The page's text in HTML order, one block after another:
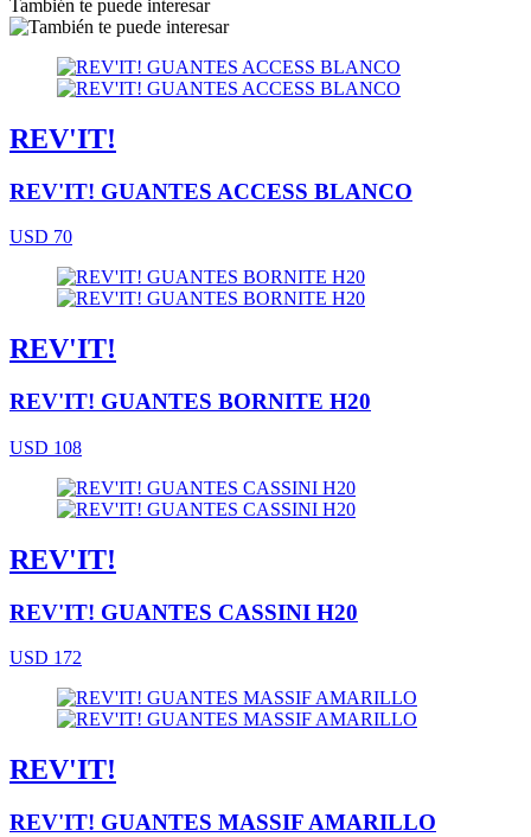
También te puede interesar
REV'IT!
REV'IT! GUANTES ACCESS BLANCO
USD 70
REV'IT!
REV'IT! GUANTES BORNITE H20
USD 108
REV'IT!
REV'IT! GUANTES CASSINI H20
USD 172
REV'IT!
REV'IT! GUANTES MASSIF AMARILLO